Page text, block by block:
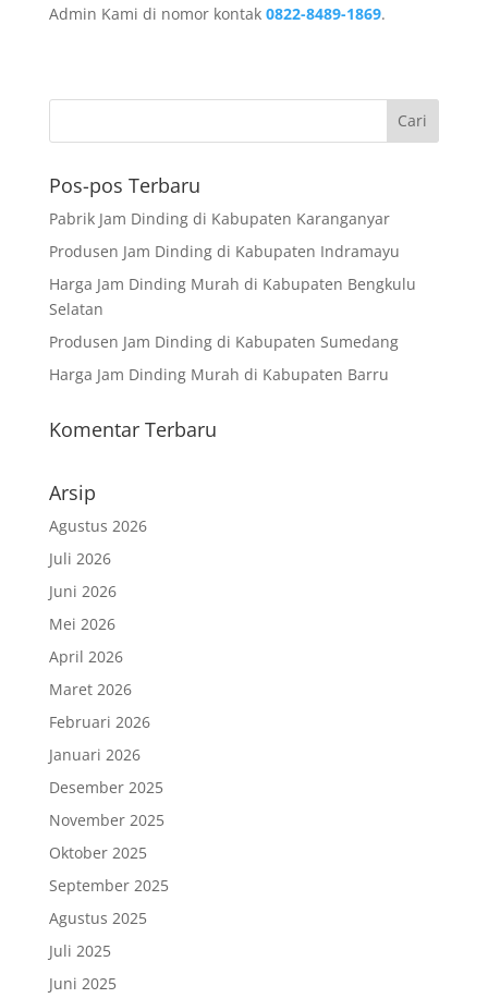
Admin Kami di nomor kontak 0822-8489-1869.
Pos-pos Terbaru
Pabrik Jam Dinding di Kabupaten Karanganyar
Produsen Jam Dinding di Kabupaten Indramayu
Harga Jam Dinding Murah di Kabupaten Bengkulu
Selatan
Produsen Jam Dinding di Kabupaten Sumedang
Harga Jam Dinding Murah di Kabupaten Barru
Komentar Terbaru
Arsip
Agustus 2026
Juli 2026
Juni 2026
Mei 2026
April 2026
Maret 2026
Februari 2026
Januari 2026
Desember 2025
November 2025
Oktober 2025
September 2025
Agustus 2025
Juli 2025
Juni 2025